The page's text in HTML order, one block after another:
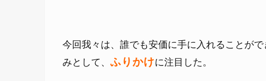
今回我々は、誰でも安価に手に入れることが
みとして、 ふりかけに注目した。